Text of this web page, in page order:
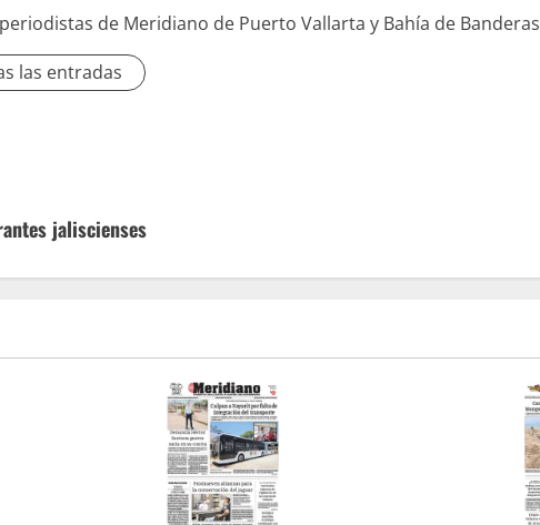
de Meridiano de Puerto Vallarta y Bahía de Banderas
las entradas
jaliscienses